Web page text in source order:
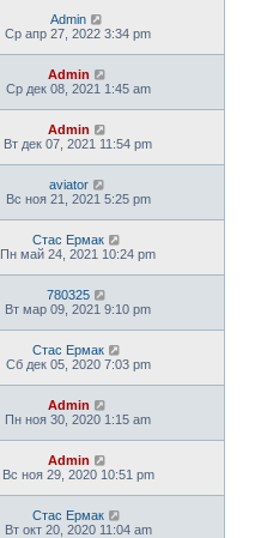
Admin
Ср апр 27, 2022 3:34 pm
Admin
Ср дек 08, 2021 1:45 am
Admin
Вт дек 07, 2021 11:54 pm
aviator
Вс ноя 21, 2021 5:25 pm
Стас Ермак
Пн май 24, 2021 10:24 pm
780325
Вт мар 09, 2021 9:10 pm
Стас Ермак
Сб дек 05, 2020 7:03 pm
Admin
Пн ноя 30, 2020 1:15 am
Admin
Вс ноя 29, 2020 10:51 pm
Стас Ермак
Вт окт 20, 2020 11:04 am